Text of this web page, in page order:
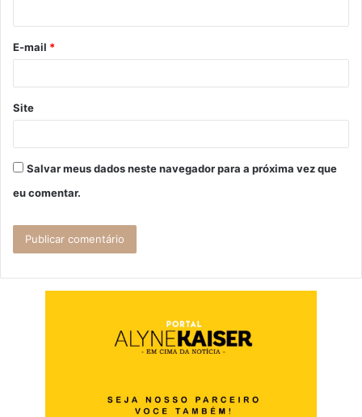
*
E-mail *
Site
Salvar meus dados neste navegador para a próxima vez que
eu comentar.